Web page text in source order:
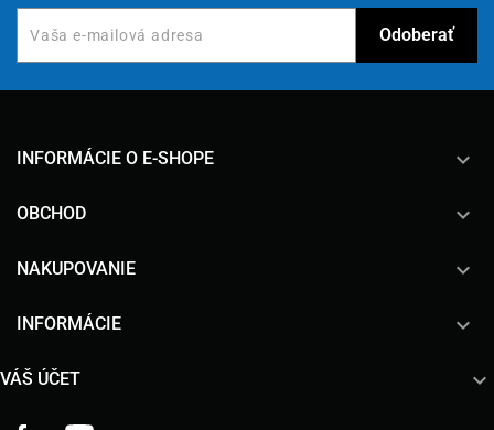
INFORMÁCIE O E-SHOPE keyboard_arrow_down
OBCHOD 
NAKUPOVANIE 
INFORMÁCIE 
VÁŠ ÚČET 
Facebook